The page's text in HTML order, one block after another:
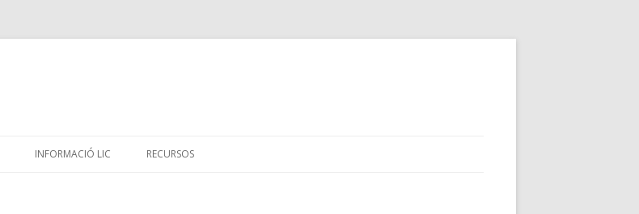
to
INFORMACIÓ LIC RECURSOS